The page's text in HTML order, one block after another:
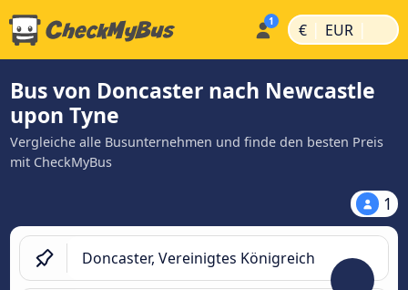
€ | EUR |
Bus von Doncaster nach Newcastle
upon Tyne
Vergleiche alle Busunternehmen und finde den besten Preis
mit CheckMyBus
1